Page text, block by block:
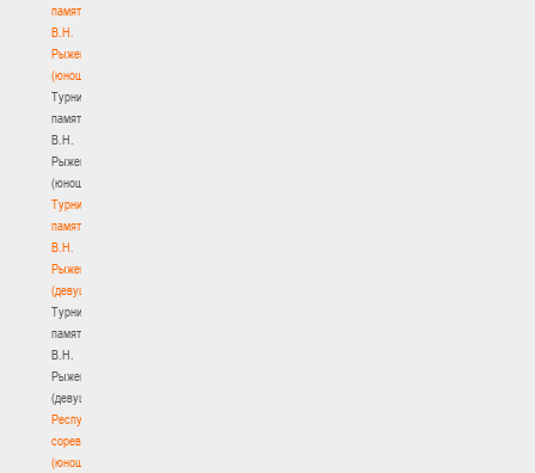
памяти
В.Н.
Рыженкова
(юноши)
Турнир
памяти
В.Н.
Рыженкова
(юноши)
Турнир
памяти
В.Н.
Рыженкова
(девушки)
Турнир
памяти
В.Н.
Рыженкова
(девушки)
Республиканские
соревнования
(юноши)